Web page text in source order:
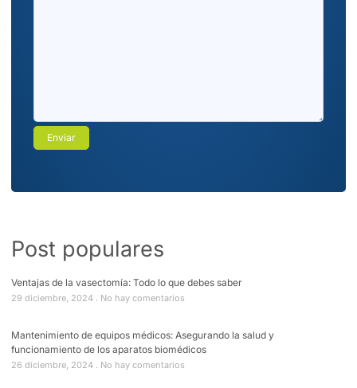
Post populares
Ventajas de la vasectomía: Todo lo que debes saber
29 diciembre, 2024 No hay comentarios
Mantenimiento de equipos médicos: Asegurando la salud y
funcionamiento de los aparatos biomédicos
26 diciembre, 2024 No hay comentarios